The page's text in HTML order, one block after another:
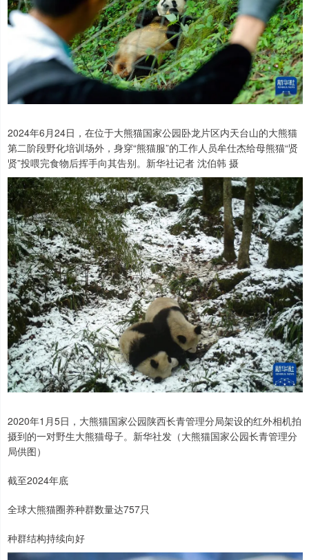
2024年6月24日，在位于大熊猫国家公园卧龙片区内天台山的大熊猫
第二阶段野化培训场外，身穿“熊猫服”的工作人员牟仕杰给母熊猫“贤
贤”投喂完食物后挥手向其告别。新华社记者 沈伯韩 摄
2020年1月5日，大熊猫国家公园陕西长青管理分局架设的红外相机拍
摄到的一对野生大熊猫母子。新华社发（大熊猫国家公园长青管理分
局供图）
截至2024年底
全球大熊猫圈养种群数量达757只
种群结构持续向好